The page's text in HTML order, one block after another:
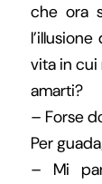
che ora
vita in cui
amarti?
– Forse
Per
– Mi